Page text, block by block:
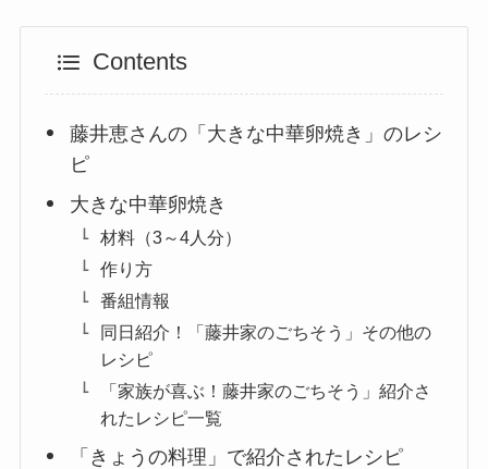
Contents
藤井恵さんの「大きな中華卵焼き」のレシ
ピ
大きな中華卵焼き
材料（3～4人分）
作り方
番組情報
同日紹介！「藤井家のごちそう」その他の
レシピ
「家族が喜ぶ！藤井家のごちそう」紹介さ
れたレシピ一覧
「きょうの料理」で紹介されたレシピ